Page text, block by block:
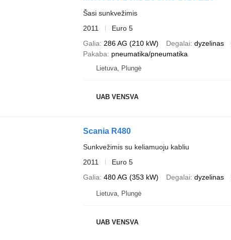
Šasi sunkvežimis
2011
Euro 5
Galia
286 AG (210 kW) Degalai dyzelinas
Pakaba
pneumatika/pneumatika
Lietuva, Plungė
UAB VENSVA
Scania R480
Sunkvežimis su keliamuoju kabliu
2011
Euro 5
Galia 480 AG (353 kW) Degalai dyzelinas
Lietuva, Plungė
UAB VENSVA